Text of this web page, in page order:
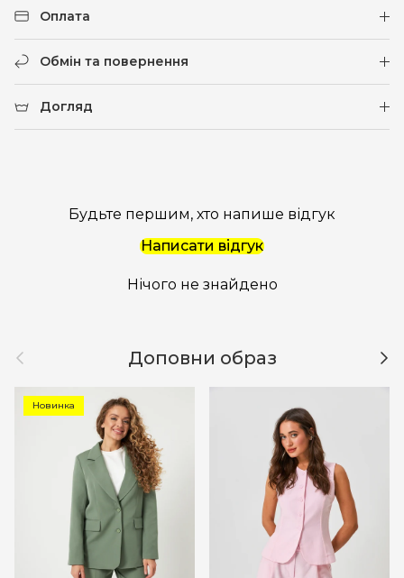
Оплата
Обмін та повернення
Догляд
Будьте першим, хто напише відгук
Написати відгук
Нічого не знайдено
Назад Доповни образ
Новинка